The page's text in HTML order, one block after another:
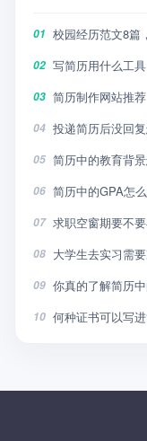
01 校园经历范文8篇
02 写简历用什么工
03 简历制作网站推荐
04 投递简历后没回
05 简历中的教育背
06 简历中的GPA怎
07 求职空窗期要不
08 大学生去实习需
09 你真的了解简历
10 何种证书可以写